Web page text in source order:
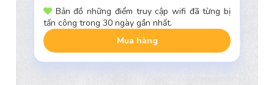
Bản đồ những điểm truy cập wifi đã từng bị
tấn công trong 30 ngày gần nhất.
Mua hàng